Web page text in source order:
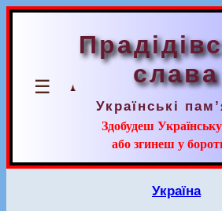
☰
слава
Українські
Здобудеш
або згинеш у
Україна